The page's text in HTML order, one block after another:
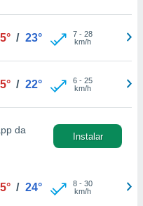
/ 23° 7- 28
km/h
/ 22° 6- 25
km/h
da
Instalar
/ 24° 8- 30
km/h